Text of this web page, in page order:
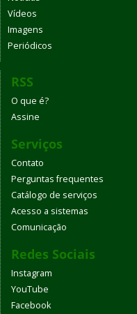
Vídeos
Imagens
Periódicos
RSS
O que é?
Assine
Serviços
Contato
Perguntas frequentes
Catálogo de serviços
Acesso a sistemas
Comunicação
Redes Sociais
Instagram
YouTube
Facebook